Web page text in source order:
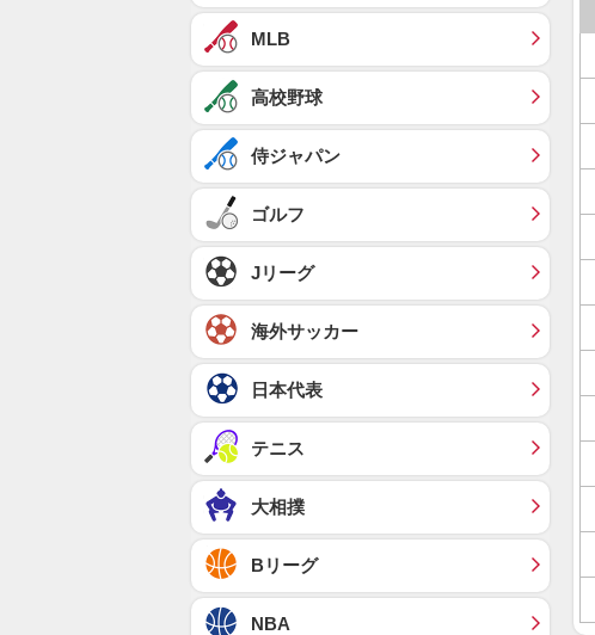
MLB
高校野球
侍ジャパン
ゴルフ
Jリーグ
海外サッカー
日本代表
テニス
大相撲
Bリーグ
NBA